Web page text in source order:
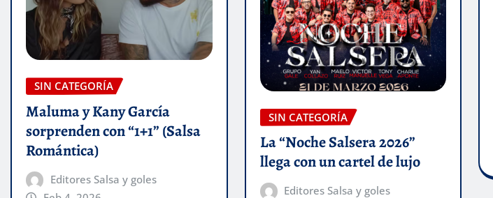
SIN CATEGORÍA
Maluma y Kany García
sorprenden con “1+1” (Salsa
Romántica)
Editores Salsa y goles
SIN CATEGORÍA
La “Noche Salsera 2026”
llega con un cartel de lujo
Editores Salsa y goles